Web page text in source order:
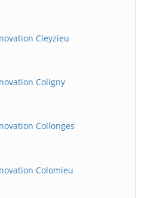
Cleyzieu
Coligny
Collonges
Colomieu